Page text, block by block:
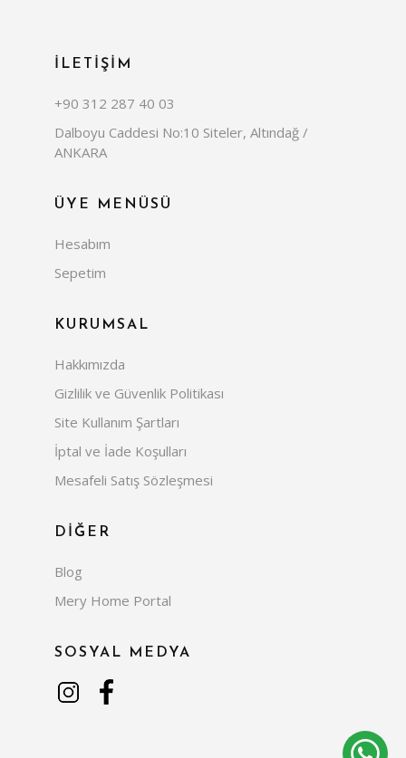
İLETİŞİM
+90 312 287 40 03
Dalboyu Caddesi No:10 Siteler, Altındağ /
ANKARA
ÜYE MENÜSÜ
Hesabım
Sepetim
KURUMSAL
Hakkımızda
Gizlilik ve Güvenlik Politikası
Site Kullanım Şartları
İptal ve İade Koşulları
Mesafeli Satış Sözleşmesi
DİĞER
Blog
Mery Home Portal
SOSYAL MEDYA